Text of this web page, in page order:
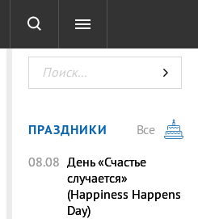
ТЕСТЫ
ПРАЗДНИКИ
Все
08.08 День «Счастье
случается»
(Happiness Happens
Day)